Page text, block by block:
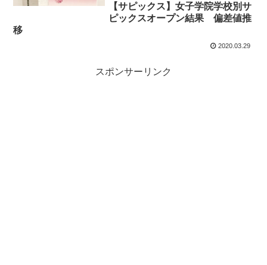
【サピックス】女子学院学校別サ
ピックスオープン結果 偏差値推
移
2020.03.29
スポンサーリンク